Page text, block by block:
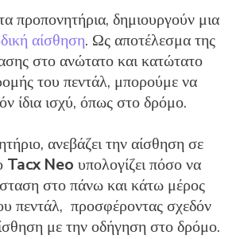
προπονητήρια, δημιουργούν μια
αίσθηση. Ως αποτέλεσμα της
στο ανώτατο και κατώτατο
του πεντάλ, μπορούμε να
ίδια ισχύ, όπως στο δρόμο.
ανεβάζει την αίσθηση σε
Tacx Neo υπολογίζει πόσο να
στο πάνω και κάτω μέρος
πεντάλ, προσφέροντας σχεδόν
με την οδήγηση στο δρόμο.